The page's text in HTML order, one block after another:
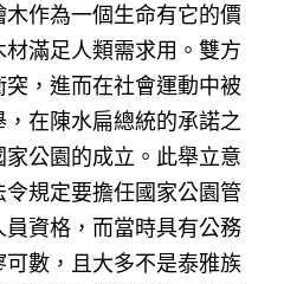
作為一個生命有它的價
滿足人類需求用。雙方
，進而在社會運動中被
在陳水扁總統的承諾之
公園的成立。此舉立意
規定要擔任國家公園管
資格，而當時具有公務
數，且大多不是泰雅族